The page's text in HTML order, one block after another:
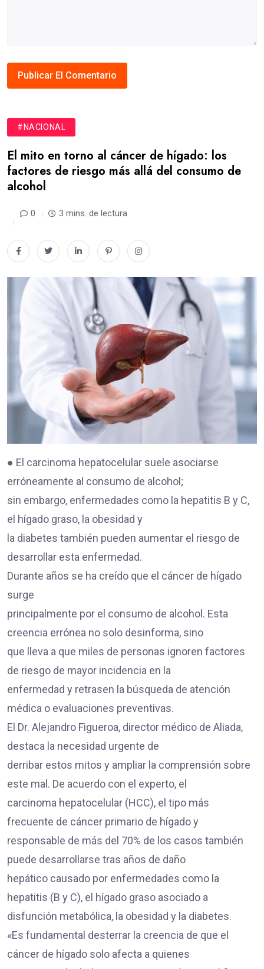
#NACIONAL
El mito en torno al cáncer de hígado: los
factores de riesgo más allá del consumo de
alcohol
0 3 mins. de lectura
● El carcinoma hepatocelular suele asociarse
erróneamente al consumo de alcohol;
sin embargo, enfermedades como la hepatitis B y C,
el hígado graso, la obesidad y
la diabetes también pueden aumentar el riesgo de
desarrollar esta enfermedad.
Durante años se ha creído que el cáncer de hígado
surge
principalmente por el consumo de alcohol. Esta
creencia errónea no solo desinforma, sino
que lleva a que miles de personas ignoren factores
de riesgo de mayor incidencia en la
enfermedad y retrasen la búsqueda de atención
médica o evaluaciones preventivas.
El Dr. Alejandro Figueroa, director médico de Aliada,
destaca la necesidad urgente de
derribar estos mitos y ampliar la comprensión sobre
este mal. De acuerdo con el experto, el
carcinoma hepatocelular (HCC), el tipo más
frecuente de cáncer primario de hígado y
responsable de más del 70% de los casos también
puede desarrollarse tras años de daño
hepático causado por enfermedades como la
hepatitis (B y C), el hígado graso asociado a
disfunción metabólica, la obesidad y la diabetes.
«Es fundamental desterrar la creencia de que el
cáncer de hígado solo afecta a quienes